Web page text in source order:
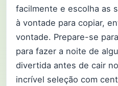
facilmente e escolha as
à vontade para copiar,
vontade. Prepare-se
para fazer a noite de
divertida antes de cair
incrível seleção com